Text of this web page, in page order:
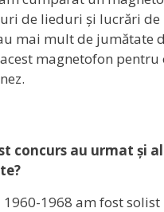
de lieduri și lucrări de
mai mult de jumătate
magnetofon pentru
concurs au urmat și
1960-1968 am fost